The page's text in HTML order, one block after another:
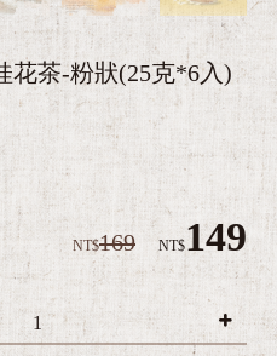
花茶-粉狀(25克*6入)
NT$169 NT$149